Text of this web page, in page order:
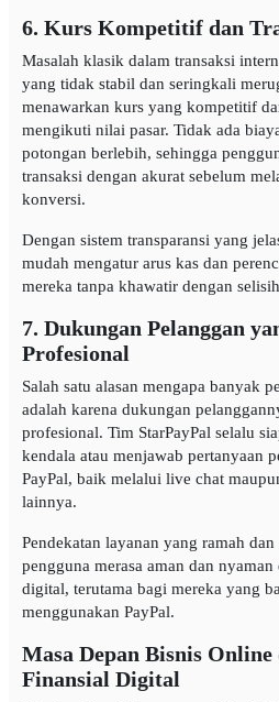
6. Kurs Kompetitif dan
Masalah klasik dalam transaksi
yang tidak stabil dan seringkali
menawarkan kurs yang kompetitif
mengikuti nilai pasar. Tidak ada
potongan berlebih, sehingga
transaksi dengan akurat sebelum
konversi.
Dengan sistem transparansi yang
mudah mengatur arus kas dan
mereka tanpa khawatir dengan
7. Dukungan Pelanggan
Profesional
Salah satu alasan mengapa banyak
adalah karena dukungan
profesional. Tim StarPayPal selalu
kendala atau menjawab pertanyaan
PayPal, baik melalui live chat
lainnya.
Pendekatan layanan yang ramah
pengguna merasa aman dan
digital, terutama bagi mereka yang
menggunakan PayPal.
Masa Depan Bisnis Online
Finansial Digital